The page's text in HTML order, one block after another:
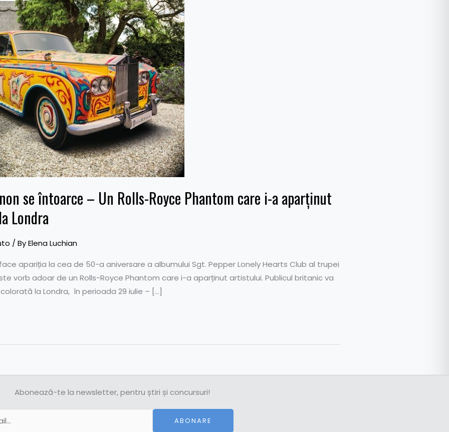
se întoarce – Un Rolls-Royce Phantom care i-a aparținut
Londra
/ ByElena Luchian
apariția la cea de 50-a aniversare a albumului Sgt. Pepper Lonely Hearts Club al trupei
vorb adoar de un Rolls-Royce Phantom care i-a aparținut artistului. Publicul britanic va
la Londra, în perioada 29 iulie – […]
Abonează-te la newsletter, pentru știri și concursuri!
ABONARE